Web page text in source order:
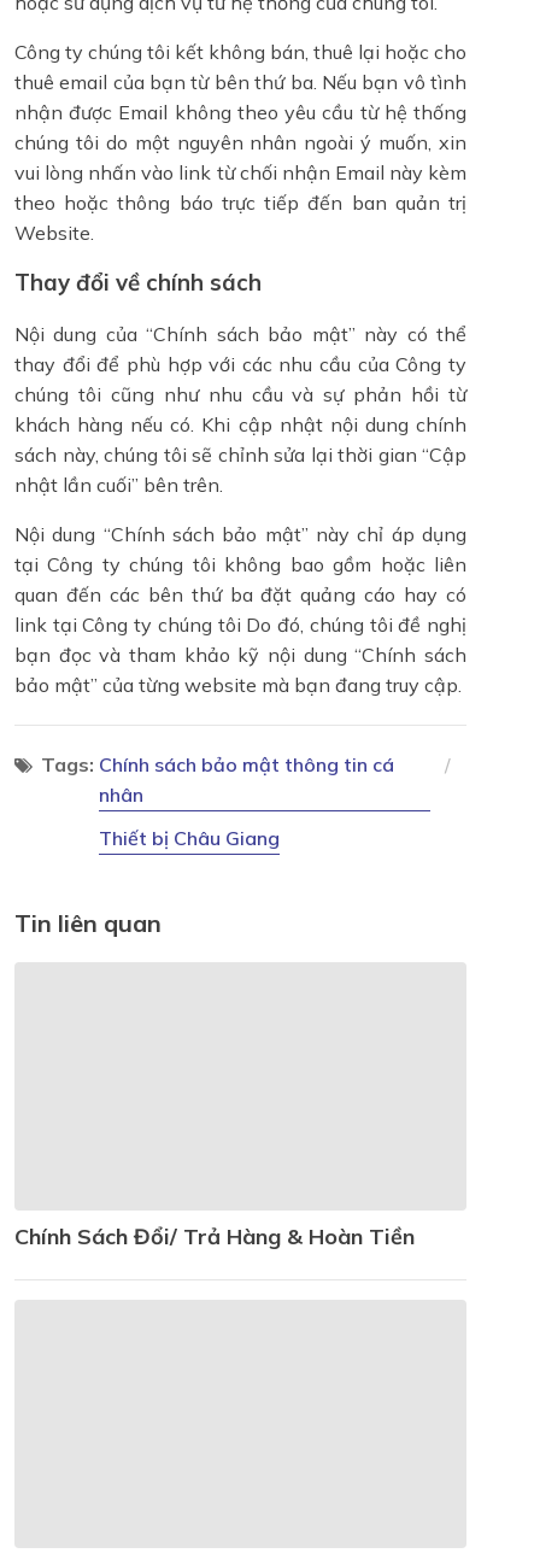
Công ty chúng tôi kết không bán, thuê lại hoặc cho
thuê email của bạn từ bên thứ ba. Nếu bạn vô tình
nhận được Email không theo yêu cầu từ hệ thống
chúng tôi do một nguyên nhân ngoài ý muốn, xin
vui lòng nhấn vào link từ chối nhận Email này kèm
theo hoặc thông báo trực tiếp đến ban quản trị
Website.
Thay đổi về chính sách
Nội dung của “Chính sách bảo mật” này có thể
thay đổi để phù hợp với các nhu cầu của Công ty
chúng tôi cũng như nhu cầu và sự phản hồi từ
khách hàng nếu có. Khi cập nhật nội dung chính
sách này, chúng tôi sẽ chỉnh sửa lại thời gian “Cập
nhật lần cuối” bên trên.
Nội dung “Chính sách bảo mật” này chỉ áp dụng
tại Công ty chúng tôi không bao gồm hoặc liên
quan đến các bên thứ ba đặt quảng cáo hay có
link tại Công ty chúng tôi Do đó, chúng tôi đề nghị
bạn đọc và tham khảo kỹ nội dung “Chính sách
bảo mật” của từng website mà bạn đang truy cập.
Tags: Chính sách bảo mật thông tin cá
nhân
Thiết bị Châu Giang
Tin liên quan
Chính Sách Đổi/ Trả Hàng & Hoàn Tiền